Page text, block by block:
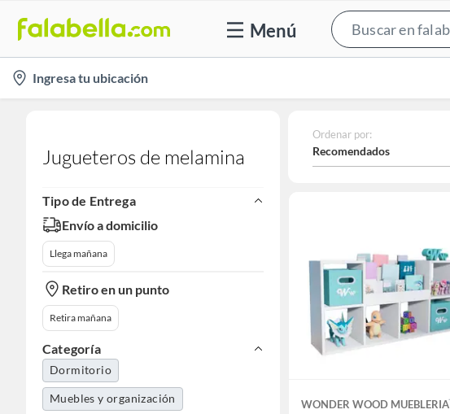
Menú
location-
icon
Ingresa tu ubicación
Jugueteros de melamina
Tipo de Entrega
Envío a domicilio
Llega mañana
Retiro en un punto
Retira mañana
Categoría
Dormitorio
Muebles y organización
Ordenar por:
Recomendados
WONDER WOOD MUEBLERIA